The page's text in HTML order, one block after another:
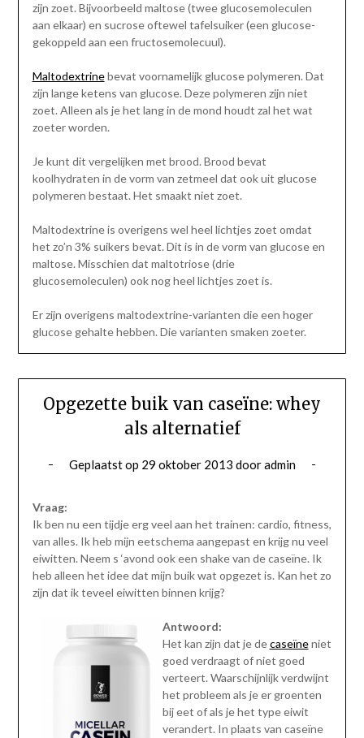
zijn zoet. Bijvoorbeeld maltose (twee glucosemoleculen
aan elkaar) en sucrose oftewel tafelsuiker (een glucose-
gekoppeld aan een fructosemolecuul).
Maltodextrinebevat voornamelijk glucose polymeren. Dat
zijn lange ketens van glucose. Deze polymeren zijn niet
zoet. Alleen als je het lang in de mond houdt zal het wat
zoeter worden.
Je kunt dit vergelijken met brood. Brood bevat
koolhydraten in de vorm van zetmeel dat ook uit glucose
polymeren bestaat. Het smaakt niet zoet.
Maltodextrine is overigens wel heel lichtjes zoet omdat
het zo’n 3% suikers bevat. Dit is in de vorm van glucose en
maltose. Misschien dat maltotriose (drie
glucosemoleculen) ook nog heel lichtjes zoet is.
Er zijn overigens maltodextrine-varianten die een hoger
glucose gehalte hebben. Die varianten smaken zoeter.
Opgezette buik van caseïne: whey
als alternatief
Geplaatst op 29 oktober 2013 dooradmin
Vraag:
Ik ben nu een tijdje erg veel aan het trainen: cardio, fitness,
van alles. Ik heb mijn eetschema aangepast en krijg nu veel
eiwitten. Neem s ‘avond ook een shake van de caseïne. Ik
heb alleen het idee dat mijn buik wat opgezet is. Kan het zo
zijn dat ik teveel eiwitten binnen krijg?
Antwoord:
Het kan zijn dat je decaseïneniet
goed verdraagt of niet goed
verteert. Waarschijnlijk verdwijnt
het probleem als je er groenten
bij eet of als je het type eiwit
verandert. In plaats van caseïne